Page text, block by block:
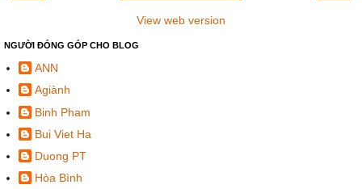
View web version
NGƯỜI ĐÓNG GÓP CHO BLOG
ANN
Agiành
Binh Pham
Bui Viet Ha
Duong PT
Hòa Bình